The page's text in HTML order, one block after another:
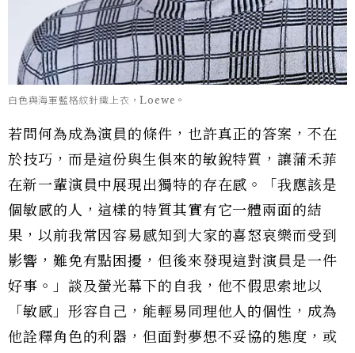
白色與海軍藍格紋針織上衣，Loewe。
若問何為成為演員的條件，也許真正的答案，不在
於技巧，而是這份與生俱來的敏銳特質，讓蒲禾菲
在新一輩演員中展現出獨特的存在感。「我應該是
個敏感的人，這樣的特質其實有它一體兩面的結
果，以前我常因容易感知到大家的喜怒哀樂而受到
影響，難免有點困擾，但後來發現這對演員是一件
好事。」談及螢光幕下的自我，他不假思索地以
「敏感」形容自己，能輕易同理他人的個性，成為
他詮釋角色的利器，但面對夢想不妥協的態度，或